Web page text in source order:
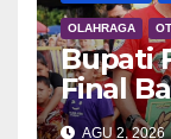
OLAHRAGA
Bupati
Final
2026
AGU 2, 2026